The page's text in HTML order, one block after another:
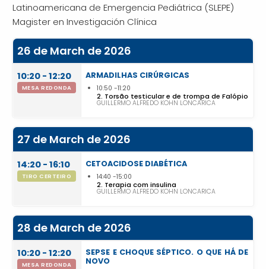
Latinoamericana de Emergencia Pediátrica (SLEPE)
Magister en Investigación Clínica
26 de March de 2026
10:20 - 12:20
MESA REDONDA
ARMADILHAS CIRÚRGICAS
10:50 11:20
2. Torsão testicular e de trompa de Falópio
GUILLERMO ALFREDO KOHN LONCARICA
27 de March de 2026
14:20 - 16:10
TIRO CERTEIRO
CETOACIDOSE DIABÉTICA
14:40 15:00
2. Terapia com insulina
GUILLERMO ALFREDO KOHN LONCARICA
28 de March de 2026
10:20 - 12:20
MESA REDONDA
SEPSE E CHOQUE SÉPTICO. O QUE HÁ DE
NOVO